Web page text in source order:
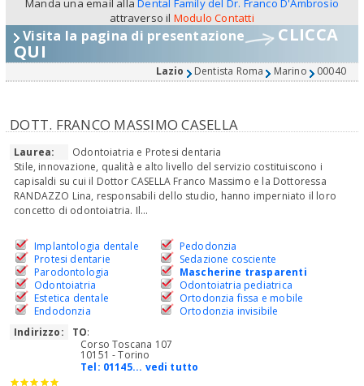
Manda una email allaDental Family del Dr. Franco D'Ambrosio
attraverso il Modulo Contatti
Visita la pagina di presentazione CLICCA
QUI
Lazio Dentista Roma Marino 00040
DOTT. FRANCO MASSIMO CASELLA
Laurea:
Odontoiatria e Protesi dentaria
Stile, innovazione, qualità e alto livello del servizio costituiscono i
capisaldi su cui il Dottor CASELLA Franco Massimo e la Dottoressa
RANDAZZO Lina, responsabili dello studio, hanno imperniato il loro
concetto di odontoiatria. Il...
Implantologia dentale
Protesi dentarie
Parodontologia
Odontoiatria
Estetica dentale
Endodonzia
Pedodonzia
Sedazione cosciente
Mascherine trasparenti
Odontoiatria pediatrica
Ortodonzia fissa e mobile
Ortodonzia invisibile
Indirizzo:
TO:
Corso Toscana 107
10151 - Torino
Tel: 01145... vedi tutto